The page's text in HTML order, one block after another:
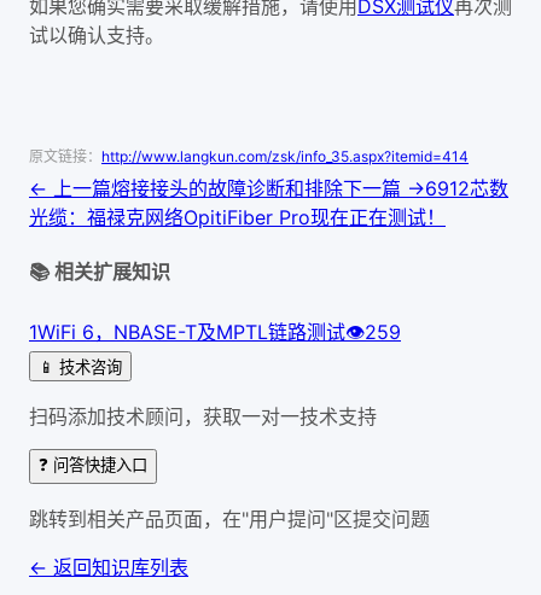
如果您确实需要采取缓解措施，请使用DSX测试仪再次测
试以确认支持。
原文链接： http://www.langkun.com/zsk/info_35.aspx?itemid=414
← 上一篇熔接接头的故障诊断和排除下一篇 →6912芯数
光缆：福禄克网络OpitiFiber Pro现在正在测试！
📚 相关扩展知识
1WiFi 6，NBASE-T及MPTL链路测试👁259
📱 技术咨询
扫码添加技术顾问，获取一对一技术支持
❓ 问答快捷入口
跳转到相关产品页面，在"用户提问"区提交问题
← 返回知识库列表